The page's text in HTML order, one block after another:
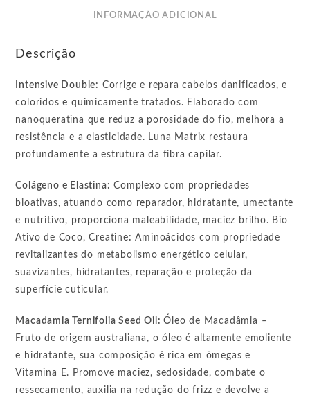
INFORMAÇÃO ADICIONAL
Descrição
Intensive Double: Corrige e repara cabelos danificados, e
coloridos e quimicamente tratados. Elaborado com
nanoqueratina que reduz a porosidade do fio, melhora a
resistência e a elasticidade. Luna Matrix restaura
profundamente a estrutura da fibra capilar.
Colágeno e Elastina: Complexo com propriedades
bioativas, atuando como reparador, hidratante, umectante
e nutritivo, proporciona maleabilidade, maciez brilho. Bio
Ativo de Coco, Creatine: Aminoácidos com propriedade
revitalizantes do metabolismo energético celular,
suavizantes, hidratantes, reparação e proteção da
superfície cuticular.
Macadamia Ternifolia Seed Oil:Óleo de Macadâmia –
Fruto de origem australiana, o óleo é altamente emoliente
e hidratante, sua composição é rica em ômegas e
Vitamina E. Promove maciez, sedosidade, combate o
ressecamento, auxilia na redução do frizz e devolve a